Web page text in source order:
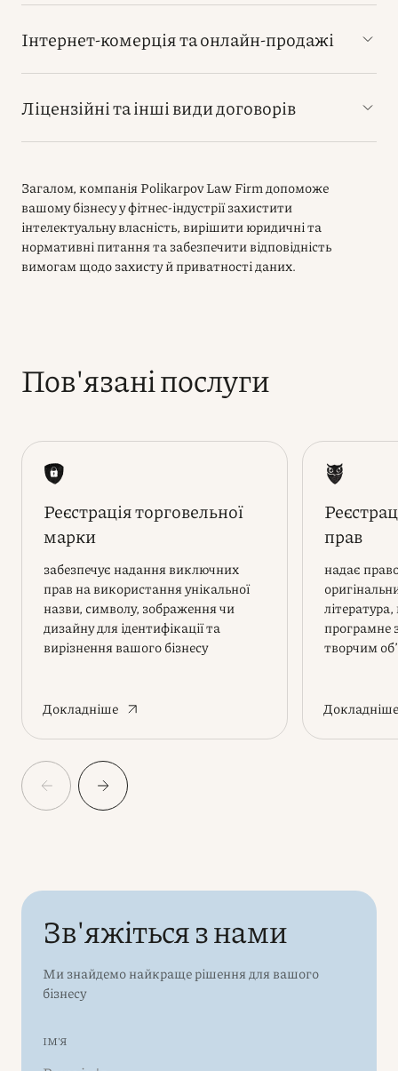
Інтернет-комерція та онлайн-продажі
Ліцензійні та інші види договорів
Загалом, компанія Polikarpov Law Firm допоможе
вашому бізнесу у фітнес-індустрії захистити
інтелектуальну власність, вирішити юридичні та
нормативні питання та забезпечити відповідність
вимогам щодо захисту й приватності даних.
Пов'язані послуги
Реєстрація торговельної
марки
забезпечує надання виключних
прав на використання унікальної
назви, символу, зображення чи
дизайну для ідентифікації та
вирізнення вашого бізнесу
Докладніше
прав
надає
програмне
творчим
Докладніше
Зв'яжіться з нами
Ми знайдемо найкраще рішення для вашого
бізнесу
ІМ'Я